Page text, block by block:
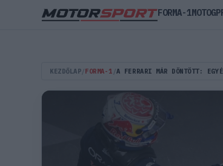
KEZDŐLAP FORMA-1 A FERRARI MÁR DÖNTÖTT:
FORMA-1MOTOGP